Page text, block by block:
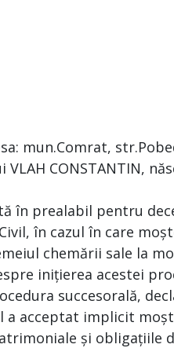
mun.Comrat,
CONSTANTIN,
în prealabil pentru
în cazul în care
chemării sale la
inițierea acestei
succesorală,
a acceptat implicit
și obligațiile